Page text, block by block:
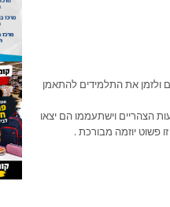
ולזמן את התלמידים להתאמן
הצהריים וישתעממו הם יצאו
פשוט יוזמה מבורכת .